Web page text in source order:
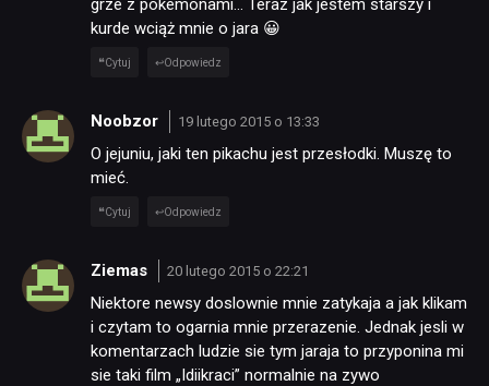
grze z pokemonami… Teraz jak jestem starszy i
kurde wciąż mnie o jara 😀
Cytuj Odpowiedz
Noobzor 19 lutego 2015 o 13:33
O jejuniu, jaki ten pikachu jest przesłodki. Muszę to
mieć.
Cytuj Odpowiedz
Ziemas 20 lutego 2015 o 22:21
Niektore newsy doslownie mnie zatykaja a jak klikam
i czytam to ogarnia mnie przerazenie. Jednak jesli w
komentarzach ludzie sie tym jaraja to przyponina mi
sie taki film „Idiikraci” normalnie na zywo